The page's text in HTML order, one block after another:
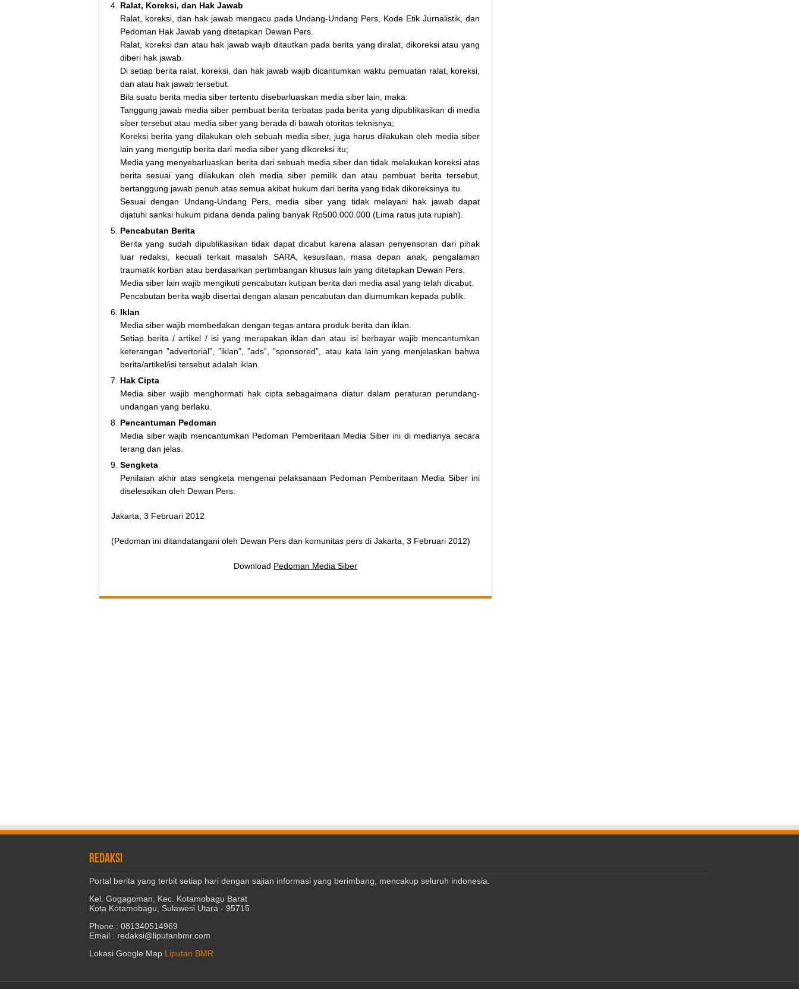
Ralat, Koreksi, dan Hak Jawab
Ralat, koreksi, dan hak jawab mengacu pada Undang-Undang Pers, Kode Etik Jurnalistik, dan
Pedoman Hak Jawab yang ditetapkan Dewan Pers.
Ralat, koreksi dan atau hak jawab wajib ditautkan pada berita yang diralat, dikoreksi atau yang
diberi hak jawab.
Di setiap berita ralat, koreksi, dan hak jawab wajib dicantumkan waktu pemuatan ralat, koreksi,
dan atau hak jawab tersebut.
Bila suatu berita media siber tertentu disebarluaskan media siber lain, maka:
Tanggung jawab media siber pembuat berita terbatas pada berita yang dipublikasikan di media
siber tersebut atau media siber yang berada di bawah otoritas teknisnya;
Koreksi berita yang dilakukan oleh sebuah media siber, juga harus dilakukan oleh media siber
lain yang mengutip berita dari media siber yang dikoreksi itu;
Media yang menyebarluaskan berita dari sebuah media siber dan tidak melakukan koreksi atas
berita sesuai yang dilakukan oleh media siber pemilik dan atau pembuat berita tersebut,
bertanggung jawab penuh atas semua akibat hukum dari berita yang tidak dikoreksinya itu.
Sesuai dengan Undang-Undang Pers, media siber yang tidak melayani hak jawab dapat
dijatuhi sanksi hukum pidana denda paling banyak Rp500.000.000 (Lima ratus juta rupiah).
Pencabutan Berita
Berita yang sudah dipublikasikan tidak dapat dicabut karena alasan penyensoran dari pihak
luar redaksi, kecuali terkait masalah SARA, kesusilaan, masa depan anak, pengalaman
traumatik korban atau berdasarkan pertimbangan khusus lain yang ditetapkan Dewan Pers.
Media siber lain wajib mengikuti pencabutan kutipan berita dari media asal yang telah dicabut.
Pencabutan berita wajib disertai dengan alasan pencabutan dan diumumkan kepada publik.
Iklan
Media siber wajib membedakan dengan tegas antara produk berita dan iklan.
Setiap berita / artikel / isi yang merupakan iklan dan atau isi berbayar wajib mencantumkan
keterangan ”advertorial”, ”iklan”, ”ads”, ”sponsored”, atau kata lain yang menjelaskan bahwa
berita/artikel/isi tersebut adalah iklan.
Hak Cipta
Media siber wajib menghormati hak cipta sebagaimana diatur dalam peraturan perundang-
undangan yang berlaku.
Pencantuman Pedoman
Media siber wajib mencantumkan Pedoman Pemberitaan Media Siber ini di medianya secara
terang dan jelas.
Sengketa
Penilaian akhir atas sengketa mengenai pelaksanaan Pedoman Pemberitaan Media Siber ini
diselesaikan oleh Dewan Pers.
Jakarta, 3 Februari 2012
(Pedoman ini ditandatangani oleh Dewan Pers dan komunitas pers di Jakarta, 3 Februari 2012)
Download Pedoman Media Siber
REDAKSI
Portal berita yang terbit setiap hari dengan sajian informasi yang berimbang, mencakup seluruh indonesia.
Kel. Gogagoman, Kec. Kotamobagu Barat
Kota Kotamobagu, Sulawesi Utara - 95715
Phone : 081340514969
Email : redaksi@liputanbmr.com
Lokasi Google Map Liputan BMR